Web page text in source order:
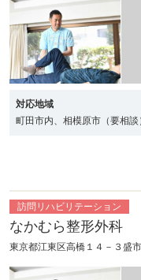
対応地域
町田市内、相模原市（要相談
訪問リハビリテーション
なかむら整形外科
東京都江東区高橋１４－３盛